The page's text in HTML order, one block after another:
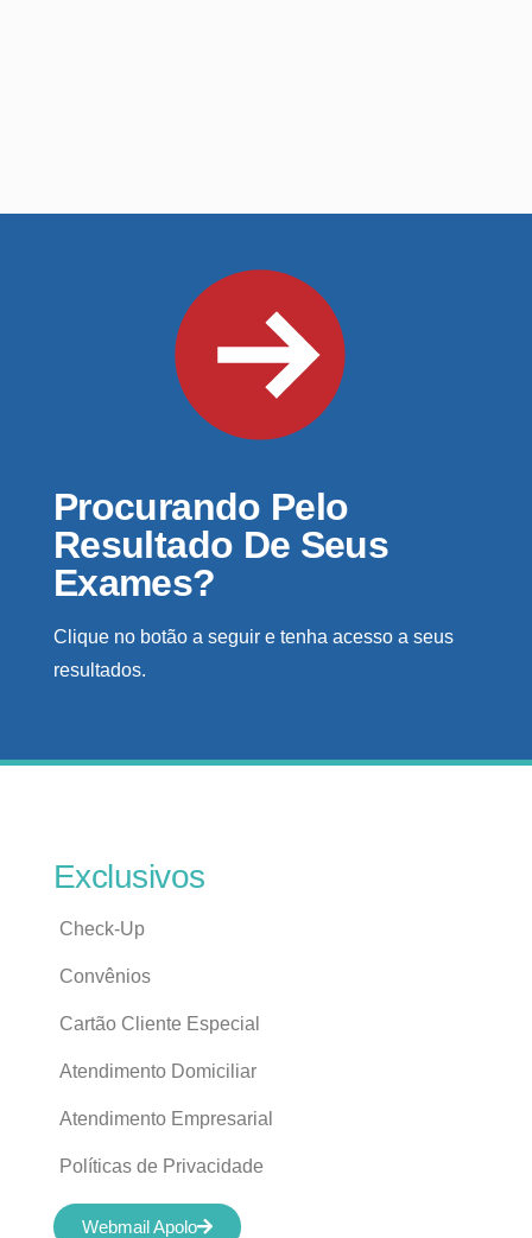
Procurando Pelo
Resultado De Seus
Exames?
Clique no botão a seguir e tenha acesso a seus
resultados.
Exclusivos
Check-Up
Convênios
Cartão Cliente Especial
Atendimento Domiciliar
Atendimento Empresarial
Políticas de Privacidade
Webmail Apolo